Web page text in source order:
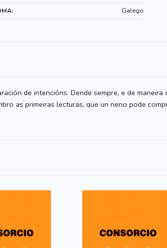
Galego
de intencións. Dende sempre, e de
as primeiras lecturas, que un neno pode